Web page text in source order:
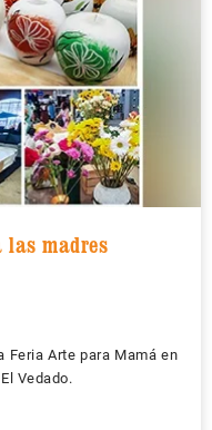
las madres
Feria Arte para Mamá en
Vedado.